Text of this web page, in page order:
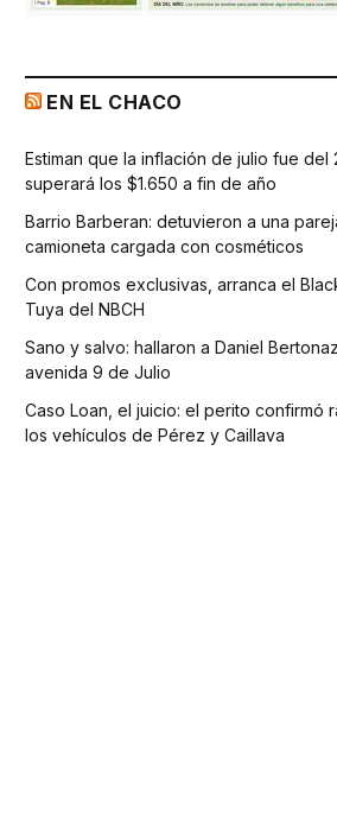
EN EL CHACO
Estiman que la inflación de julio fue
superará los $1.650 a fin de año
Barrio Barberan: detuvieron a una
camioneta cargada con cosméticos
Con promos exclusivas, arranca el
Tuya del NBCH
Sano y salvo: hallaron a Daniel
avenida 9 de Julio
Caso Loan, el juicio: el perito confirmó
los vehículos de Pérez y Caillava